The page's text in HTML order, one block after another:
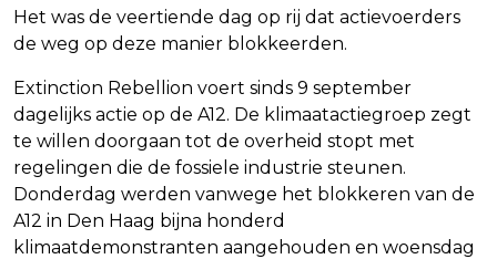
Het was de veertiende dag op rij dat actievoerders
de weg op deze manier blokkeerden.
Extinction Rebellion voert sinds 9 september
dagelijks actie op de A12. De klimaatactiegroep zegt
te willen doorgaan tot de overheid stopt met
regelingen die de fossiele industrie steunen.
Donderdag werden vanwege het blokkeren van de
A12 in Den Haag bijna honderd
klimaatdemonstranten aangehouden en woensdag